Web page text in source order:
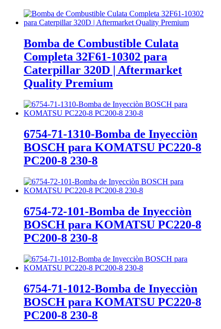
Bomba de Combustible Culata
Completa 32F61-10302 para
Caterpillar 320D | Aftermarket
Quality Premium
6754-71-1310-Bomba de Inyecciòn
BOSCH para KOMATSU PC220-8
PC200-8 230-8
6754-72-101-Bomba de Inyecciòn
BOSCH para KOMATSU PC220-8
PC200-8 230-8
6754-71-1012-Bomba de Inyecciòn
BOSCH para KOMATSU PC220-8
PC200-8 230-8